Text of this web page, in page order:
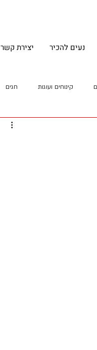
נעים להכיר יצירת קשר
קינוחים ועוגות חגים